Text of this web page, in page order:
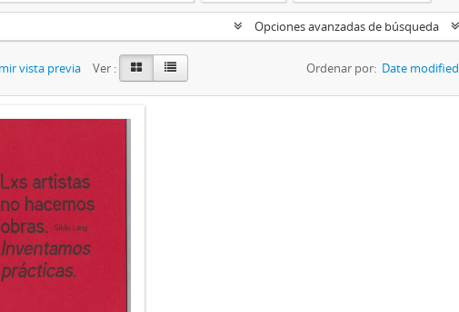
Opciones avanzadas de búsqueda
vista previa Ver : Ordenar por: Date modified